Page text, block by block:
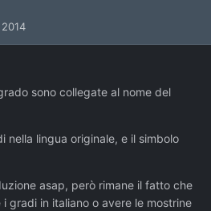
sono collegate al nome del
nella lingua originale, e il simbolo
asap, però rimane il fatto che
gradi in italiano o avere le mostrine